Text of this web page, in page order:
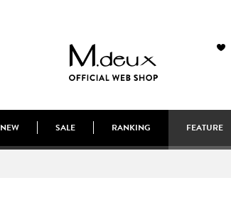
NEW SALE RANKING FEATURE